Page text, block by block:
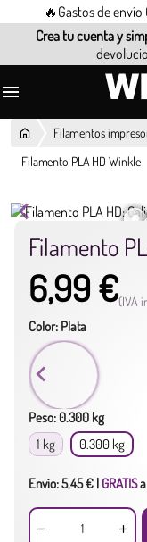
🔥Gastos de
Crea tu cuenta y

Filamentos
Filamento PLA HD Winkle
Filamento
6,99 €(IVA
Color: Plata
Peso: 0.300 kg
1 kg
0.300 kg
Envío: 5,45 € | GRATISa